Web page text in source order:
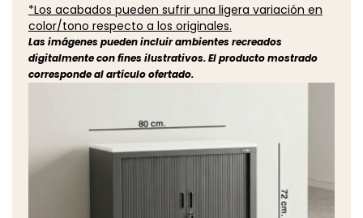
*Los acabados pueden sufrir una ligera variación en
color/tono respecto a los originales.
Las imágenes pueden incluir ambientes recreados
digitalmente con fines ilustrativos. El producto mostrado
corresponde al artículo ofertado.